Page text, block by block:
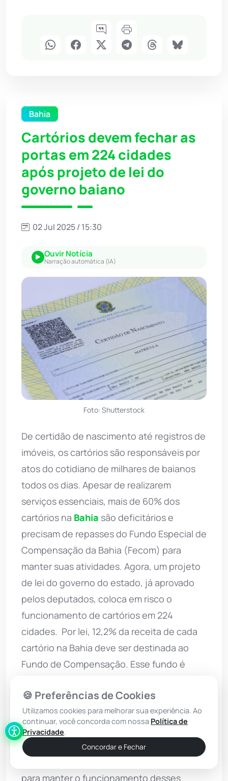
Bahia
Cartórios devem fechar as
portas em 224 cidades
após projeto de lei do
governo baiano
02 Jul 2025 / 15:30
Ouvir Notícia
Narração automática (IA)
Foto: Shutterstock
De certidão de nascimento até registros de
imóveis, os cartórios são responsáveis por
atos do cotidiano de milhares de baianos
todos os dias. Apesar de realizarem
serviços essenciais, mais de 60% dos
cartórios na Bahia são deficitários e
precisam de repasses do Fundo Especial de
Compensação da Bahia (Fecom) para
manter suas atividades. Agora, um projeto
de lei do governo do estado, já aprovado
pelos deputados, coloca em risco o
funcionamento de cartórios em 224
cidades. Por lei, 12,2% da receita de cada
cartório na Bahia deve ser destinada ao
Fundo de Compensação. Esse fundo é
renda mínima às unidades deficitárias - ou
seja, aquelas em que as taxas cobradas da
população não cobrem os custos
operacionais. Os repasses podem chegar a
para manter o funcionamento desses
🍪 Preferências de Cookies
Utilizamos cookies para melhorar sua experiência. Ao
continuar, você concorda com nossa Política de
Privacidade.
Concordar e Fechar